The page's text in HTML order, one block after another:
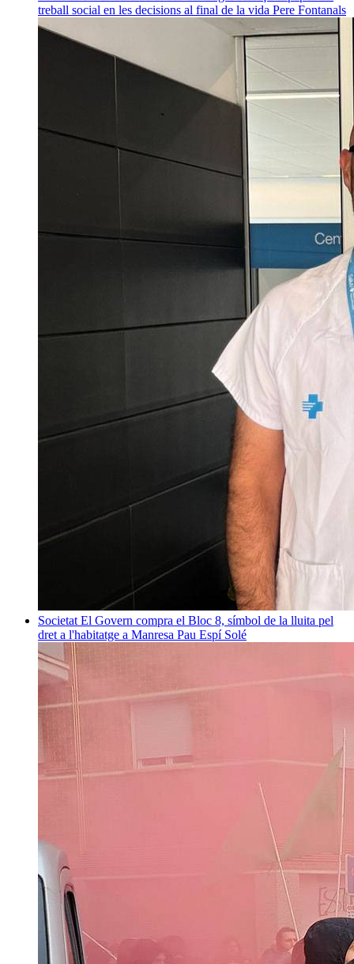
treball social en les decisions al final de la vida Pere Fontanals
Societat El Govern compra el Bloc 8, símbol de la lluita pel
dret a l'habitatge a Manresa Pau Espí Solé